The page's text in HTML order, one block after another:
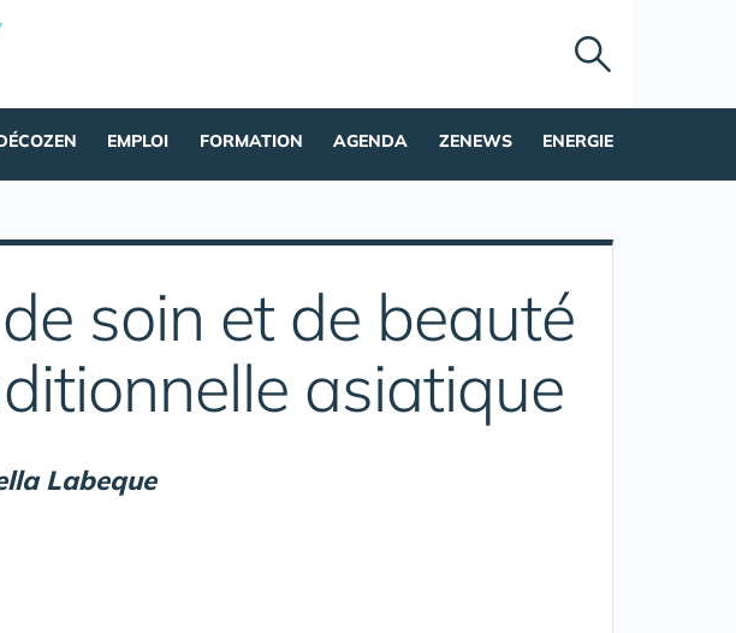
EMPLOI FORMATION AGENDA ZENEWS ENERGIE
soin et de beauté
asiatique
Labeque